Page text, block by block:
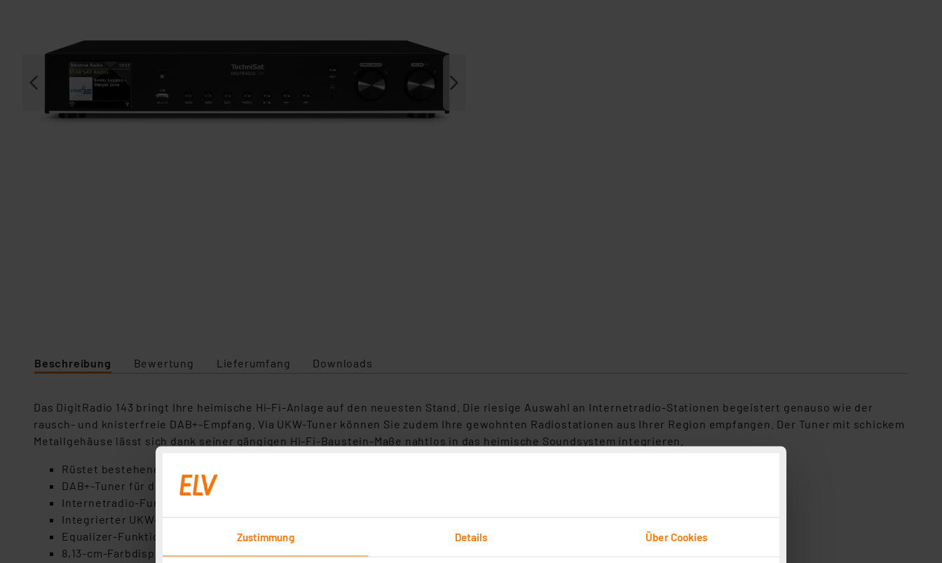
Zustimmung Details Über Cookies
Beschreibung Bewertung Lieferumfang Downloads
Das DigitRadio 143 bringt Ihre heimische Hi-Fi-Anlage auf den neuesten Stand. Die riesige Auswahl an Internetradio-Stationen begeistert genauso wie der
rausch- und knisterfreie DAB+-Empfang. Via UKW-Tuner können Sie zudem Ihre gewohnten Radiostationen aus Ihrer Region empfangen. Der Tuner mit schickem
Metallgehäuse lässt sich dank seiner gängigen Hi-Fi-Baustein-Maße nahtlos in das heimische Soundsystem integrieren.
Rüstet bestehende heimische Hi-Fi-Anlage mit Digitalradio-Empfang nach
DAB+-Tuner für den Digitalradio-Empfang in rausch- und knisterfreier Qualität
Internetradio-Funktion zum Empfang von mehr als 20.000 Radiostationen und ca. 10.000 Podcasts aus aller Welt
Integrierter UKW-Tuner für gewohnten Radio-Empfang aus Ihrer Region
Equalizer-Funktion für individuelle Klangeinstellungen
8,13-cm-Farbdisplay (3,2"), 4-stufig dimmbar (Hoch, Medium, Niedrig, Aus)